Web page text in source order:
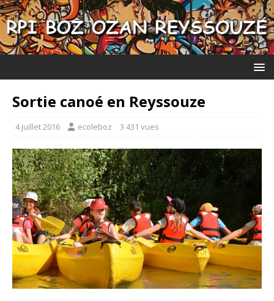
Sortie canoé en Reyssouze
4 juillet 2016 ecoleboz 3 431 vues